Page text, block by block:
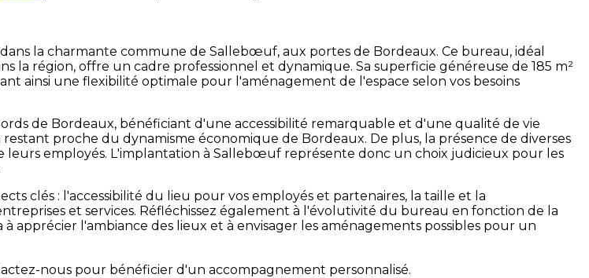
dans la charmante commune de Sallebœuf, aux portes de Bordeaux. Ce bureau, idéal
la région, offre un cadre professionnel et dynamique. Sa superficie généreuse de 185 m²
ainsi une flexibilité optimale pour l'aménagement de l'espace selon vos besoins
de Bordeaux, bénéficiant d'une accessibilité remarquable et d'une qualité de vie
proche du dynamisme économique de Bordeaux. De plus, la présence de diverses
employés. L'implantation à Sallebœuf représente donc un choix judicieux pour les
clés : l'accessibilité du lieu pour vos employés et partenaires, la taille et la
et services. Réfléchissez également à l'évolutivité du bureau en fonction de la
apprécier l'ambiance des lieux et à envisager les aménagements possibles pour un
nous pour bénéficier d'un accompagnement personnalisé.